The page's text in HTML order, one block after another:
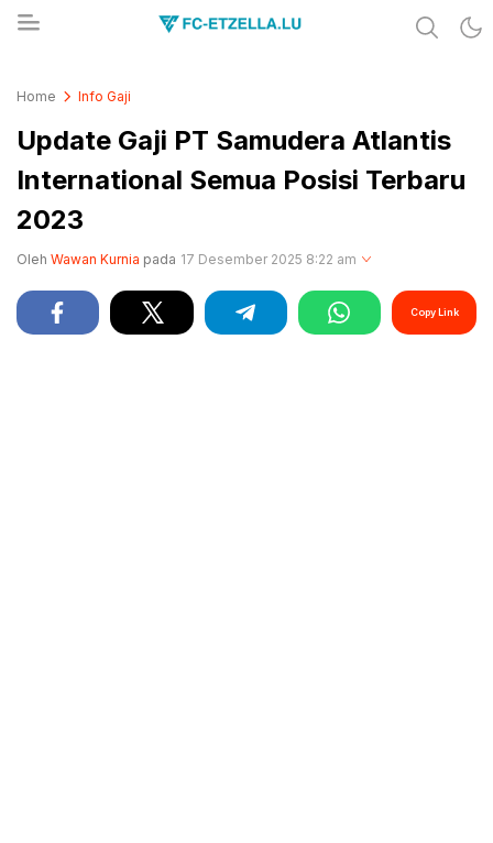
Home Info Gaji
Update Gaji PT Samudera Atlantis
International Semua Posisi Terbaru
2023
Oleh Wawan Kurnia pada 17 Desember 2025 8:22 am
Copy Link